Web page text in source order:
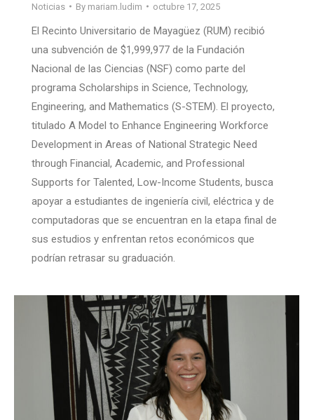
Noticias By mariam.ludim octubre 17, 2025
El Recinto Universitario de Mayagüez (RUM) recibió
una subvención de $1,999,977 de la Fundación
Nacional de las Ciencias (NSF) como parte del
programa Scholarships in Science, Technology,
Engineering, and Mathematics (S-STEM). El proyecto,
titulado A Model to Enhance Engineering Workforce
Development in Areas of National Strategic Need
through Financial, Academic, and Professional
Supports for Talented, Low-Income Students, busca
apoyar a estudiantes de ingeniería civil, eléctrica y de
computadoras que se encuentran en la etapa final de
sus estudios y enfrentan retos económicos que
podrían retrasar su graduación.